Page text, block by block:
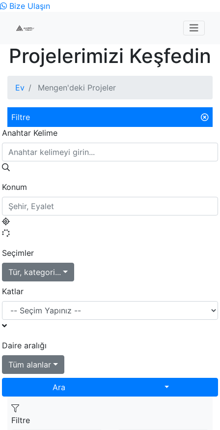
Bize Ulaşın
Projelerimizi Keşfedin
Ev Mengen'deki Projeler
Filtre
Anahtar Kelime
Konum
Seçimler
Tür, kategori...
Katlar
Daire aralığı
Tüm alanlar
Ara Toggle
Filtre